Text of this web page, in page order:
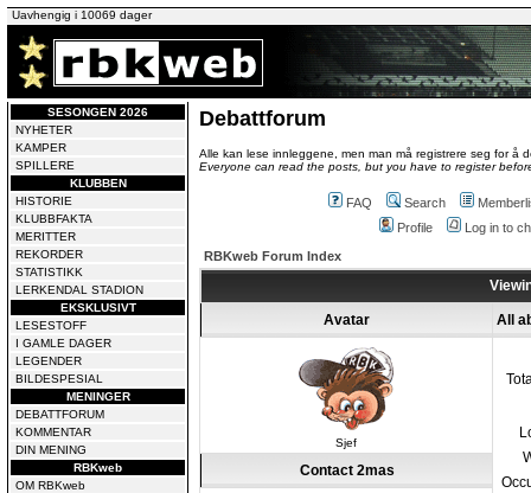
Uavhengig i 10069 dager
SESONGEN 2026
NYHETER
KAMPER
SPILLERE
KLUBBEN
HISTORIE
KLUBBFAKTA
MERITTER
REKORDER
STATISTIKK
LERKENDAL STADION
EKSKLUSIVT
LESESTOFF
I GAMLE DAGER
LEGENDER
BILDESPESIAL
MENINGER
DEBATTFORUM
KOMMENTAR
DIN MENING
RBKweb
OM RBKweb
Debattforum
Alle kan lese innleggene, men man må registrere seg for å
Everyone can read the posts, but you have to register
FAQ Search
Profile
Log in to
RBKweb Forum Index
Avatar All
Sjef
Contact 2mas